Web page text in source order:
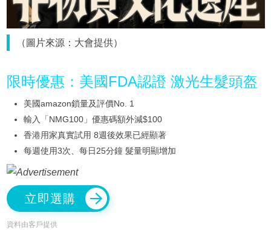
（圖片來源：大會提供）
限時優惠：美國FDA認證 激光生髮頭盔
美國amazon鎖量及評價No. 1
輸入「NMG100」優惠碼額外減$100
香港用家真實試用 8週後效果已經顯著
每週使用3次、每日25分鐘 髮量明顯增加
立即選購
資料由客戶提供